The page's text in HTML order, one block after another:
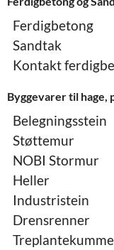
Ferdigbetong
Sandtak
Kontakt
Byggevarer til hage,
Belegningsstein
Støttemur
NOBI Stormur
Heller
Industristein
Drensrenner